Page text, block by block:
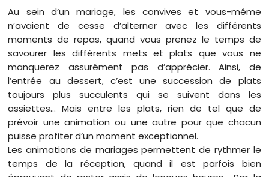
Au sein d’un mariage, les convives et vous-même
n’avaient de cesse d’alterner avec les différents
moments de repas, quand vous prenez le temps de
savourer les différents mets et plats que vous ne
manquerez assurément pas d’apprécier. Ainsi, de
l’entrée au dessert, c’est une succession de plats
toujours plus succulents qui se suivent dans les
assiettes… Mais entre les plats, rien de tel que de
prévoir une animation ou une autre pour que chacun
puisse profiter d’un moment exceptionnel.
Les animations de mariages permettent de rythmer le
temps de la réception, quand il est parfois bien